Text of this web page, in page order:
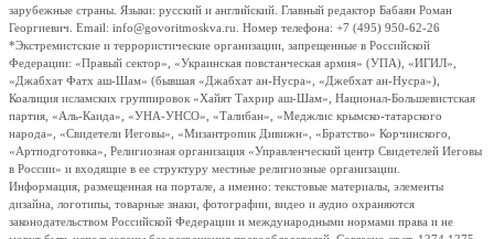
зарубежные страны. Языки: русский и английский. Главный редактор Бабаян Роман
Георгиевич. Email: info@govoritmoskva.ru. Номер телефона: +7 (495) 950-62-26
*Экстремистские и террористические организации, запрещенные в Российской
Федерации: «Правый сектор», «Украинская повстанческая армия» (УПА), «ИГИЛ»,
«Джабхат Фатх аш-Шам» (бывшая «Джабхат ан-Нусра», «Джебхат ан-Нусра»),
Коалиция исламских группировок «Хайят Тахрир аш-Шам», Национал-Большевистская
партия, «Аль-Каида», «УНА-УНСО», «Талибан», «Меджлис крымско-татарского
народа», «Свидетели Иеговы», «Мизантропик Дивижн», «Братство» Корчинского,
«Артподготовка», Религиозная организация «Управленческий центр Свидетелей Иеговы
в России» и входящие в ее структуру местные религиозные организации.
Информация, размещенная на портале, а именно: текстовые материалы, элементы
дизайна, логотипы, товарные знаки, фотографии, видео и аудио охраняются
законодательством Российской Федерации и международными нормами права и не